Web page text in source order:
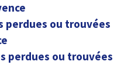
perdues ou trouvées
perdues ou trouvées